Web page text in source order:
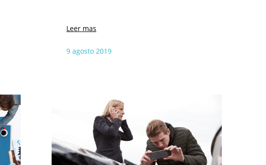
9 agosto 2019
Leer mas